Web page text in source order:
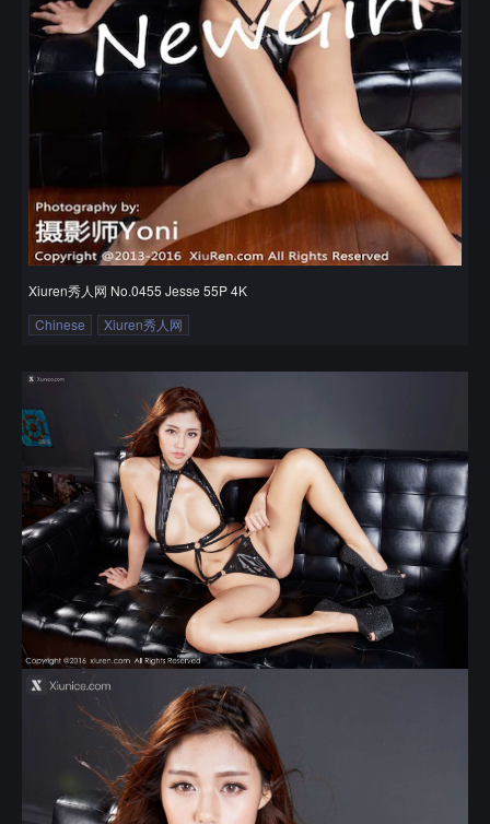
Xiuren秀人网 No.0455 Jesse 55P 4K
Chinese
Xiuren秀人网